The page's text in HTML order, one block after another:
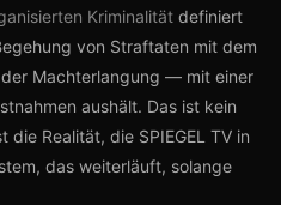
Kriminalität definiert
von Straftaten mit dem
Machterlangung — mit einer
aushält. Das ist kein
Realität, die SPIEGEL TV in
das weiterläuft, solange